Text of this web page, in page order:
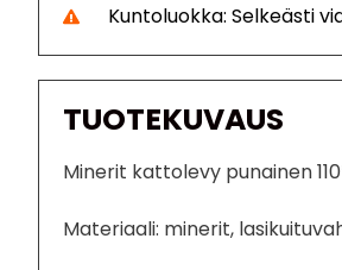
Kuntoluokka: Selkeästi
TUOTEKUVAUS
Minerit kattolevy punainen
Materiaali: minerit,